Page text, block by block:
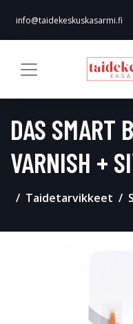
info@taidekeskuskasarmi.fi
DAS SMART
VARNISH +
Taidetarvikkeet